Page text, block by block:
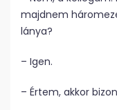
majdnem
lánya?
– Igen.
– Értem, akkor